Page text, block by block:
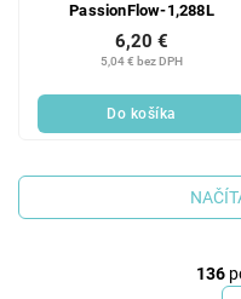
PassionFlow-1,288L
5,04 € bez DPH
6,20 €
Do košíka
136